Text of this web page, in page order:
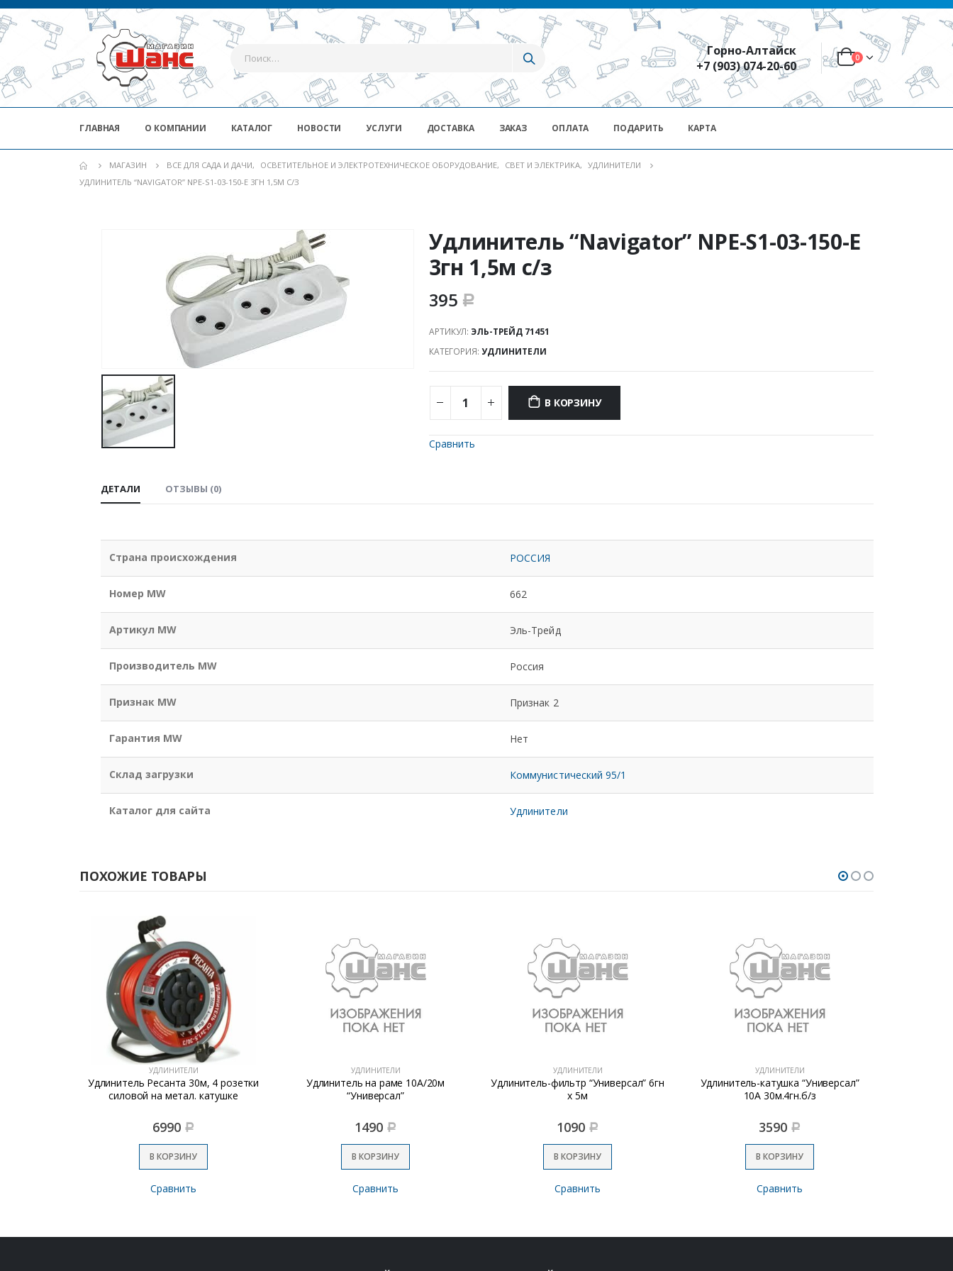
Горно-Алтайск
+7 (903) 074-20-60
0
ГЛАВНАЯ О КОМПАНИИ КАТАЛОГ НОВОСТИ УСЛУГИ ДОСТАВКА ЗАКАЗ ОПЛАТА ПОДАРИТЬ КАРТА
МАГАЗИН ВСЕ ДЛЯ САДА И ДАЧИ, ОСВЕТИТЕЛЬНОЕ И ЭЛЕКТРОТЕХНИЧЕСКОЕ ОБОРУДОВАНИЕ, СВЕТ И ЭЛЕКТРИКА, УДЛИНИТЕЛИ
УДЛИНИТЕЛЬ “NAVIGATOR” NPE-S1-03-150-Е 3ГН 1,5М С/З
Удлинитель “Navigator” NPE-S1-03-150-Е
3гн 1,5м с/з
395 Р
АРТИКУЛ: ЭЛЬ-ТРЕЙД 71451
КАТЕГОРИЯ: УДЛИНИТЕЛИ
В КОРЗИНУ
Сравнить
ДЕТАЛИ ОТЗЫВЫ (0)
Страна происхождения РОССИЯ
Номер MW 662
Артикул MW Эль-Трейд
Производитель MW Россия
Признак MW Признак 2
Гарантия MW Нет
Склад загрузки Коммунистический 95/1
Каталог для сайта Удлинители
ПОХОЖИЕ ТОВАРЫ
УДЛИНИТЕЛИ
Удлинитель Ресанта 30м, 4 розетки
силовой на метал. катушке
6990 Р
В КОРЗИНУ
Сравнить
УДЛИНИТЕЛИ
Удлинитель на раме 10А/20м
“Универсал”
1490 Р
В КОРЗИНУ
Сравнить
УДЛИНИТЕЛИ
Удлинитель-фильтр “Универсал” 6гн
х 5м
1090 Р
В КОРЗИНУ
Сравнить
УДЛИНИТЕЛИ
Удлинитель-катушка “Универсал”
10А 30м.4гн.б/з
3590 Р
В КОРЗИНУ
Сравнить